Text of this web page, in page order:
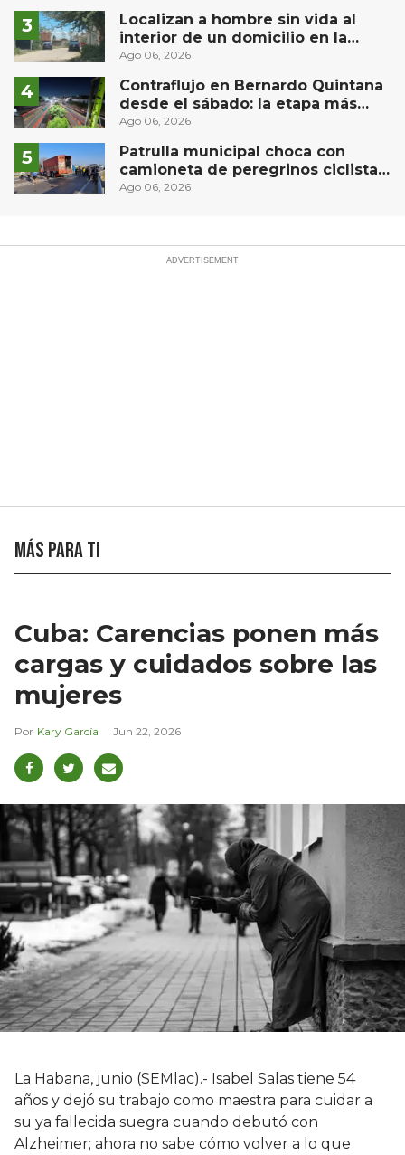
Localizan a hombre sin vida al
interior de un domicilio en la
comunidad El Rodeo, San Juan del
Ago 06, 2026
Contraflujo en Bernardo Quintana
desde el sábado: la etapa más
compleja del operativo vial
Ago 06, 2026
Patrulla municipal choca con
camioneta de peregrinos ciclistas
en la autopista México-Querétaro
Ago 06, 2026
Más para ti
Cuba: Carencias ponen más
cargas y cuidados sobre las
mujeres
Kary García Jun 22, 2026
La Habana, junio (SEMlac).- Isabel Salas tiene 54
años y dejó su trabajo como maestra para cuidar a
su ya fallecida suegra cuando debutó con
Alzheimer; ahora no sabe cómo volver a lo que